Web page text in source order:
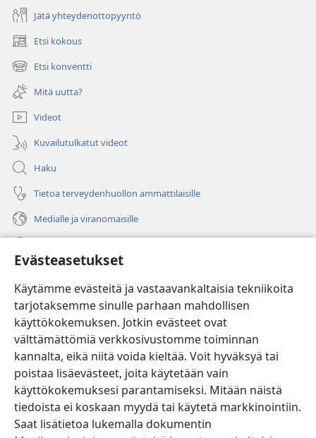
Evästeasetukset
Käytämme evästeitä ja vastaavankaltaisia tekniikoita
tarjotaksemme sinulle parhaan mahdollisen
käyttökokemuksen. Jotkin evästeet ovat
välttämättömiä verkkosivustomme toiminnan
kannalta, eikä niitä voida kieltää. Voit hyväksyä tai
poistaa lisäevästeet, joita käytetään vain
käyttökokemuksesi parantamiseksi. Mitään näistä
tiedoista ei koskaan myydä tai käytetä markkinointiin.
Saat lisätietoa lukemalla dokumentin
Jätä yhteydenottopyyntö
Etsi kokous
(avaa
uuden
ikkunan)
Etsi konventti
(avaa
uuden
ikkunan)
Mitä uutta?
Videot
Kuvailutulkatut videot
Haku
Tietoa terveydenhuollon ammattilaisille
Medialle ja viranomaisille
(avaa
uuden
ikkunan)Vartiotornin VERKKOKIRJASTO
(avaa
uuden
ikkunan)JW Hub ®
(avaa
uuden
ikkunan)
®
Watchtower Library